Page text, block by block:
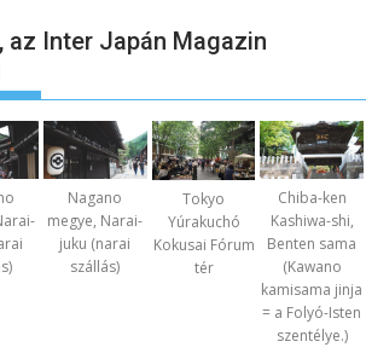
az Inter Japán Magazin
Nagano
megye, Narai-
juku (narai
szállás)
Tokyo
Yúrakuchó
Kokusai Fórum
tér
Chiba-ken
Kashiwa-shi,
Benten sama
(Kawano
kamisama jinja
= a Folyó-Isten
szentélye.)